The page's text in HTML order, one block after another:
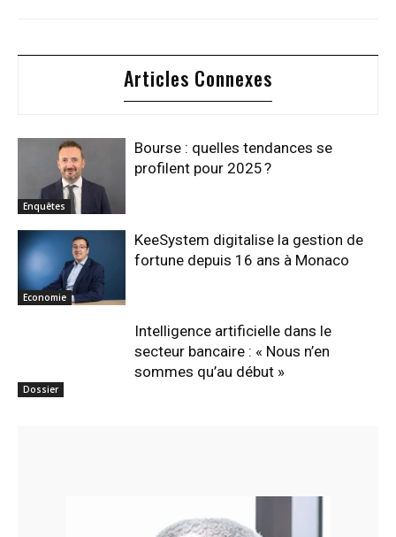
Articles Connexes
Enquêtes
Bourse : quelles tendances se
profilent pour 2025 ?
Economie
KeeSystem digitalise la gestion de
fortune depuis 16 ans à Monaco
Dossier
Intelligence artificielle dans le
secteur bancaire : « Nous n’en
sommes qu’au début »